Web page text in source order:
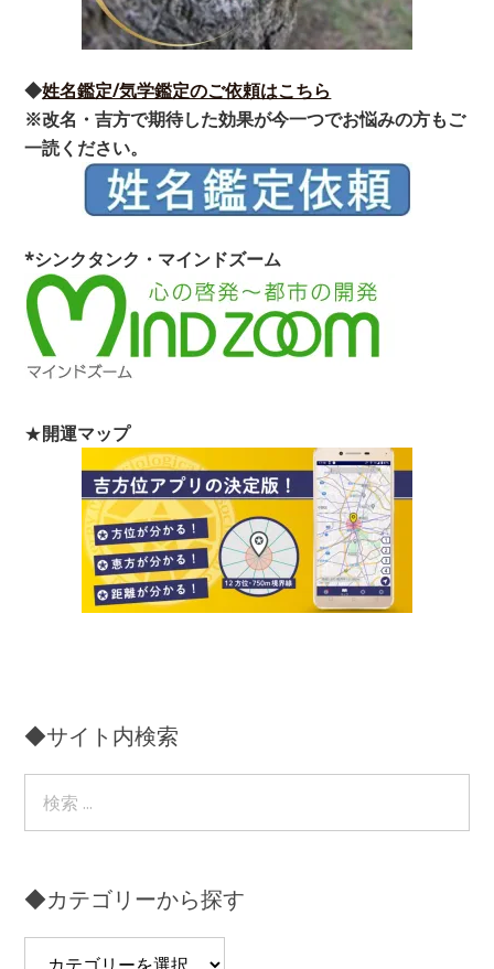
◆姓名鑑定/気学鑑定のご依頼はこちら
※改名・吉方で期待した効果が今一つでお悩みの方もご
一読ください。
*シンクタンク・マインドズーム
★開運マップ
◆サイト内検索
◆カテゴリーから探す